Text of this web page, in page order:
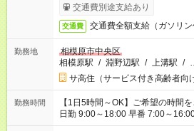
交通費別途支給あり
交通費 交通費全額支給（ガソリン
勤務地
相模原市中央区
相模原駅 / 淵野辺駅 / 上溝駅 /
サ高住（サービス付き高齢者向
勤務時間
【1日5時間～OK】ご希望の時間をご相談
日勤 9:00～18:00 早番 7:00～
短 10:00～15:00 上記はあくまで一例です。 「夕方までには帰宅